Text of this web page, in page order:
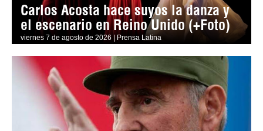
Carlos Acosta hace suyos la danza y
el escenario en Reino Unido (+Foto)
viernes 7 de agosto de 2026 | Prensa Latina